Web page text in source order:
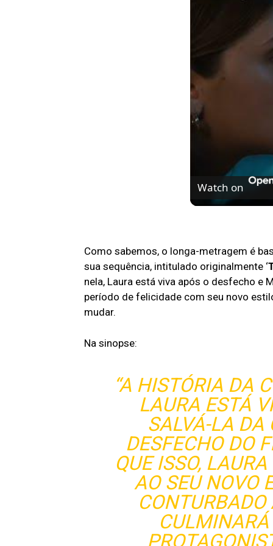
Watch on
Como sabemos, o longa-metragem é
sua sequência, intitulado originalmente ‘
nela, Laura está viva após o desfecho e
período de felicidade com seu novo
mudar.
Na sinopse:
“A HISTÓRIA DA
LAURA ESTÁ
SALVÁ-LA DA
DESFECHO DO
QUE ISSO,
AO SEU NOVO